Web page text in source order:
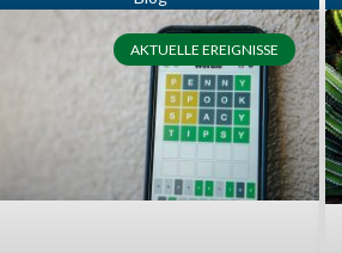
AKTUELLE EREIGNISSE